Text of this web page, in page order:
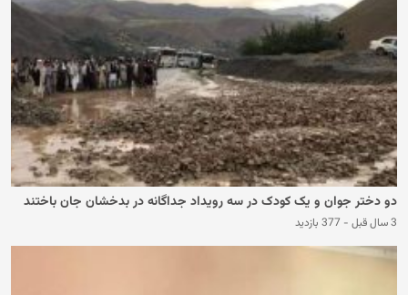
دو دختر جوان و یک کودک در سه رویداد جداگانه در بدخشان جان باختند
3 سال قبل - 377 بازدید